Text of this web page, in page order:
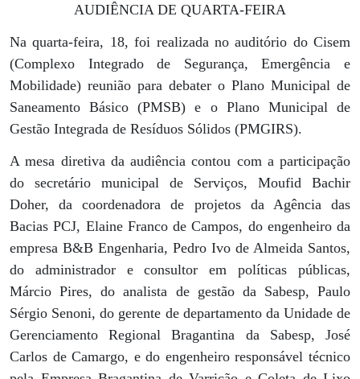
AUDIÊNCIA DE QUARTA-FEIRA
Na quarta-feira, 18, foi realizada no auditório do Cisem
(Complexo Integrado de Segurança, Emergência e
Mobilidade) reunião para debater o Plano Municipal de
Saneamento Básico (PMSB) e o Plano Municipal de
Gestão Integrada de Resíduos Sólidos (PMGIRS).
A mesa diretiva da audiência contou com a participação
do secretário municipal de Serviços, Moufid Bachir
Doher, da coordenadora de projetos da Agência das
Bacias PCJ, Elaine Franco de Campos, do engenheiro da
empresa B&B Engenharia, Pedro Ivo de Almeida Santos,
do administrador e consultor em políticas públicas,
Márcio Pires, do analista de gestão da Sabesp, Paulo
Sérgio Senoni, do gerente de departamento da Unidade de
Gerenciamento Regional Bragantina da Sabesp, José
Carlos de Camargo, e do engenheiro responsável técnico